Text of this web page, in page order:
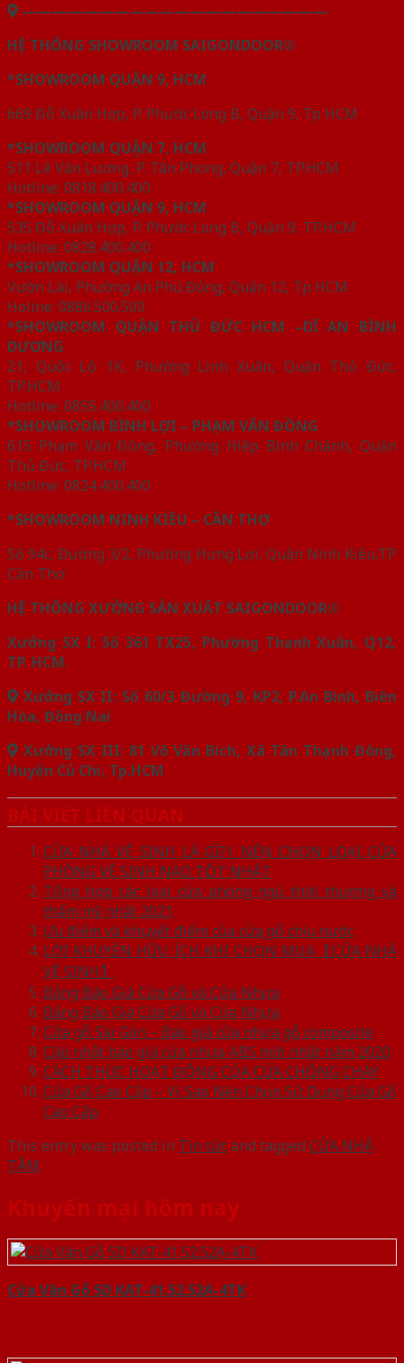
————————————————————
HỆ THỐNG SHOWROOM SAIGONDOOR®
*SHOWROOM QUẬN 9, HCM
669 Đỗ Xuân Hợp, P. Phước Long B, Quận 9, Tp HCM
*SHOWROOM QUẬN 7, HCM
511 Lê Văn Lương, P. Tân Phong, Quận 7, TP.HCM
Hotline: 0818.400.400
*SHOWROOM QUẬN 9, HCM
535 Đỗ Xuân Hợp, P. Phước Long B, Quận 9, TP.HCM
Hotline: 0828.400.400
*SHOWROOM QUẬN 12, HCM
Vườn Lài, Phường An Phú Đông, Quận 12, Tp HCM
Holine: 0886.500.500
*SHOWROOM QUẬN THỦ ĐỨC HCM –DĨ AN BÌNH
DƯƠNG
21, Quốc Lộ 1K, Phường Linh Xuân, Quận Thủ Đức,
TP.HCM
Hotline: 0855.400.400
*SHOWROOM BÌNH LỢI – PHẠM VĂN ĐỒNG
615 Phạm Văn Đồng, Phường Hiệp Bình Chánh, Quận
Thủ Đức, TP.HCM
Hotline: 0824.400.400
*SHOWROOM NINH KIỀU – CẦN THƠ
Số 94c, Đường 3/2, Phường Hưng Lợi, Quận Ninh Kiều,TP
Cần Thơ
HỆ THỐNG XƯỞNG SẢN XUẤT SAIGONDOOR®
Xưởng SX I: Số 361 TX25, Phường Thạnh Xuân, Q12,
TP. HCM.
Xưởng SX II: Số 60/3 Đường 9, KP2, P.An Bình, Biên
Hòa, Đồng Nai
Xưởng SX III: 81 Võ Văn Bích, Xã Tân Thạnh Đông,
Huyện Củ Chi, Tp.HCM
BÀI VIẾT LIÊN QUAN
CỬA NHÀ VỆ SINH LÀ GÌ?| NÊN CHỌN LOẠI CỬA
PHÒNG VỆ SINH NÀO TỐT NHẤT
Tổng hợp các loại cửa phòng ngủ thời thượng và
thẩm mỹ nhất 2021
Ưu điểm và khuyết điểm của cửa gỗ chịu nước
LỜI KHUYÊN HỮU ÍCH KHI CHỌN MUA【CỬA NHÀ
VỆ SINH】
Bảng Báo Giá Cửa Gỗ và Cửa Nhựa
Bảng Báo Giá Cửa Gỗ và Cửa Nhựa
Cửa gỗ Sài Gòn – Báo giá cửa nhựa gỗ composite
Cập nhật báo giá cửa nhựa ABS mới nhất năm 2020
CÁCH THỨC HOẠT ĐỘNG CỦA CỬA CHỐNG CHÁY
Cửa Gỗ Cao Cấp – Vì Sao Nên Chọn Sử Dụng Cửa Gỗ
Cao Cấp
This entry was posted in Tin tứcand tagged CỬA NHÀ
TẮM.
Khuyến mại hôm nay
Cửa Vân Gỗ 5D KAT-41.52.52A-4TK